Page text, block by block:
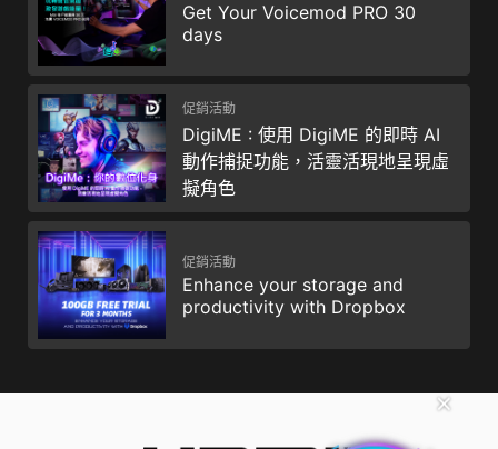
✕
Get Your Voicemod PRO 30
days
促銷活動
DigiME : 使用 DigiME 的即時 AI
動作捕捉功能，活靈活現地呈現虛
擬角色
促銷活動
Enhance your storage and
productivity with Dropbox